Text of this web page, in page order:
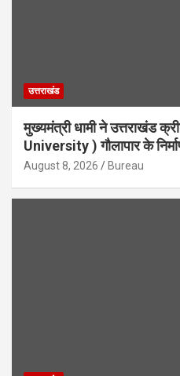
उत्तराखंड
मुख्यमंत्री धामी ने उत्तराखंड
University ) गौलापार के
August 8, 2026 Bureau